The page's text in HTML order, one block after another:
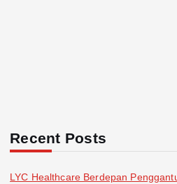
Recent Posts
LYC Healthcare Berdepan